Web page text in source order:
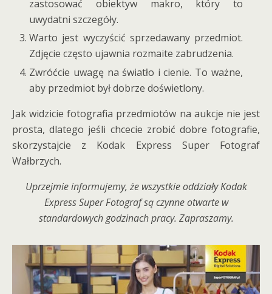
zastosować obiektyw makro, który to
uwydatni szczegóły.
Warto jest wyczyścić sprzedawany przedmiot.
Zdjęcie często ujawnia rozmaite zabrudzenia.
Zwróćcie uwagę na światło i cienie. To ważne,
aby przedmiot był dobrze doświetlony.
Jak widzicie fotografia przedmiotów na aukcje nie jest
prosta, dlatego jeśli chcecie zrobić dobre fotografie,
skorzystajcie z Kodak Express Super Fotograf
Wałbrzych.
Uprzejmie informujemy, że wszystkie oddziały Kodak
Express Super Fotograf są czynne otwarte w
standardowych godzinach pracy. Zapraszamy.